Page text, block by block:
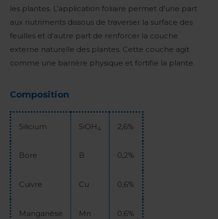
les plantes. L’application foliaire permet d’une part
aux nutriments dissous de traverser la surface des
feuilles et d’autre part de renforcer la couche
externe naturelle des plantes. Cette couche agit
comme une barrière physique et fortifie la plante.
Composition
Silicium SiOH 4 2,6%
Bore B 0,2%
Cuivre Cu 0,6%
Manganèse Mn 0,6%